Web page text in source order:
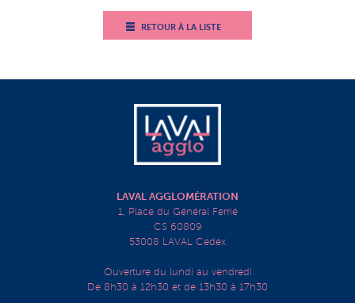
RETOUR À LA LISTE
LAVAL AGGLOMÉRATION
1, Place du Général Ferrié
CS 60809
53008 LAVAL Cedex
Ouverture du lundi au vendredi
De 8h30 à 12h30 et de 13h30 à 17h30